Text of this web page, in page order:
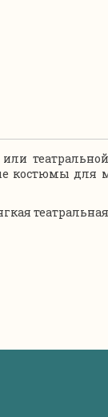
костюмы для
театральная